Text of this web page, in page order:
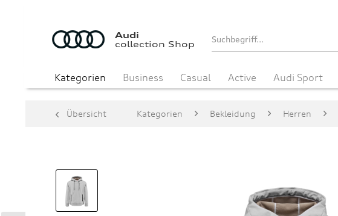
Audi
collection Shop
Kategorien Business Casual Active Audi Sport
Übersicht Kategorien Bekleidung Herren